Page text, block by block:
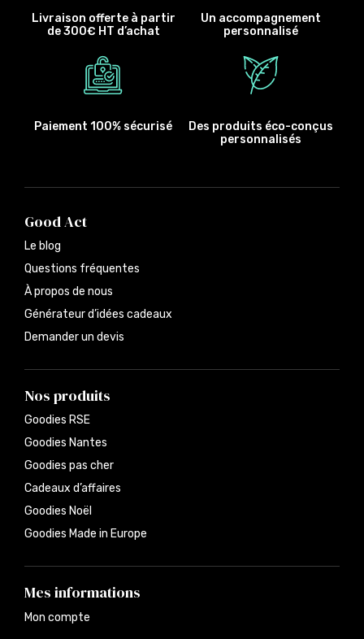
Livraison offerte à partir
de 300€ HT d’achat
Un accompagnement
personnalisé
Paiement 100% sécurisé
Des produits éco-conçus
personnalisés
Good Act
Le blog
Questions fréquentes
À propos de nous
Générateur d’idées cadeaux
Demander un devis
Nos produits
Goodies RSE
Goodies Nantes
Goodies pas cher
Cadeaux d’affaires
Goodies Noël
Goodies Made in Europe
Mes informations
Mon compte